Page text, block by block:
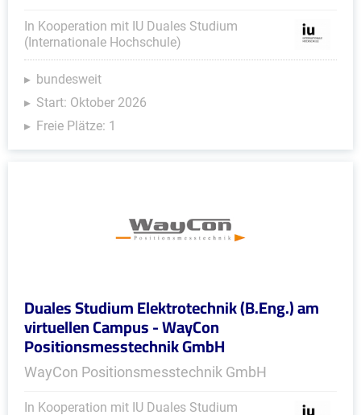
In Kooperation mit IU Duales Studium
(Internationale Hochschule)
bundesweit
Start: Oktober 2026
Freie Plätze: 1
Duales Studium Elektrotechnik (B.Eng.) am
virtuellen Campus - WayCon
Positionsmesstechnik GmbH
WayCon Positionsmesstechnik GmbH
In Kooperation mit IU Duales Studium